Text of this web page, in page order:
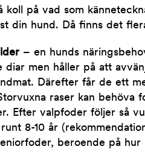
koll på vad som
din hund. Då finns det
– en hunds
diar men håller på att
Därefter får de ett
raser kan behöva
Efter valpfoder följer så
8-10 år
beroende på hur